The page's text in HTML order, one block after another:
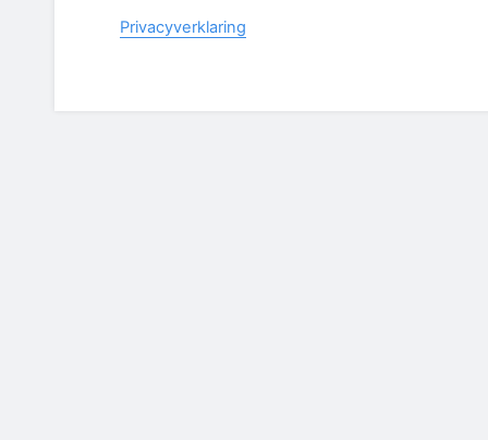
Privacyverklaring